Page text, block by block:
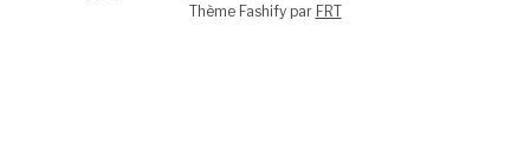
Thème Fashify par FRT